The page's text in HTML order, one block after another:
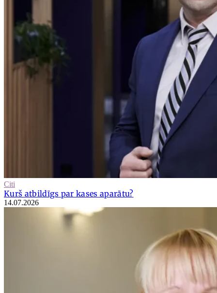
Citi
Kurš atbildīgs par kases aparātu?
14.07.2026